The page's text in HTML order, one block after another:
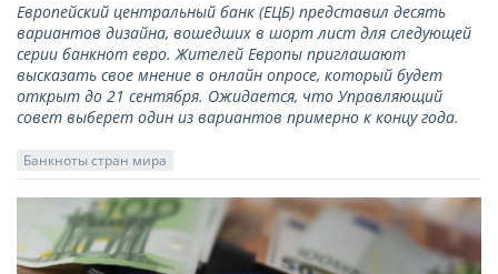
Европейский центральный банк (ЕЦБ) представил десять
вариантов дизайна, вошедших в шорт лист для следующей
серии банкнот евро. Жителей Европы приглашают
высказать свое мнение в онлайн опросе, который будет
открыт до 21 сентября. Ожидается, что Управляющий
совет выберет один из вариантов примерно к концу года.
Банкноты стран мира